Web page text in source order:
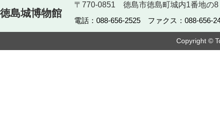
徳島城博物館
〒770-0851 徳島市徳島町城内1番地の8
電話：088-656-2525 ファクス：088-656-
Copyright ©